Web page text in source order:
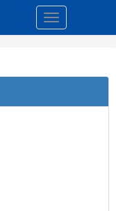
Toggle